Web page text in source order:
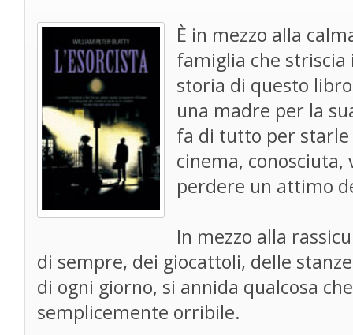
È in mezzo alla
famiglia che
storia di questo
una madre per la
fa di tutto per starle
cinema, conosciuta,
perdere un attimo
In mezzo alla
di sempre, dei giocattoli, delle
di ogni giorno, si annida qualcosa
semplicemente orribile.